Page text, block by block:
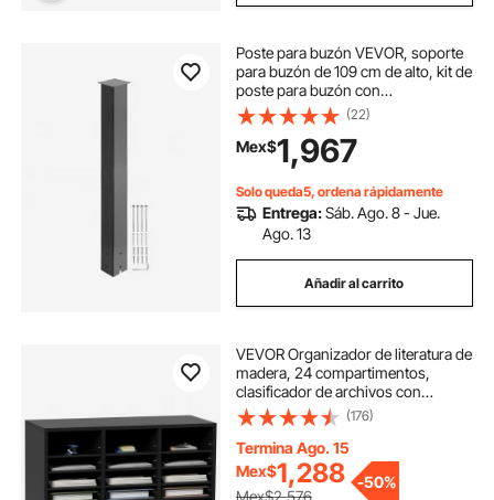
Poste para buzón VEVOR, soporte
para buzón de 109 cm de alto, kit de
poste para buzón con
recubrimiento en polvo negro,
poste de acero Q235 para montaje
en superficie en aceras y calles,
poste universal para buzón exterior.
(22)
Mex$1,967
Solo queda5, ordena rápidamente
Entrega:Sáb. Ago. 8 - Jue.
Ago. 13
Añadir al carrito
VEVOR Organizador de literatura de
madera, 24 compartimentos,
clasificador de archivos con
estantes extraíbles, ranura para
buzones para oficina, hogar, aula,
organización de salas de correo,
certificado EPA, negro
(176)
Termina Ago. 15
Mex$1,288
Mex$2,576
-50%